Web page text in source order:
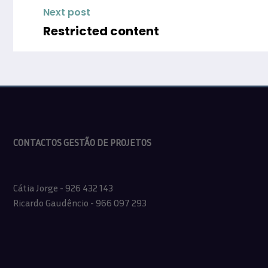
Next post
Restricted content
CONTACTOS GESTÃO DE PROJETOS
Cátia Jorge - 926 432 143
Ricardo Gaudêncio - 966 097 293